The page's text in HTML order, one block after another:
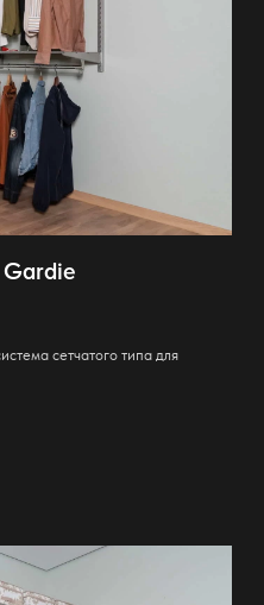
Gardie
сетчатого типа для